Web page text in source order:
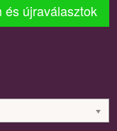
és újraválasztok